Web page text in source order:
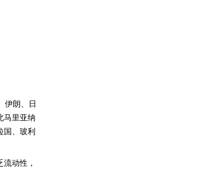
伊朗、日
马里亚纳
国、玻利
动性，